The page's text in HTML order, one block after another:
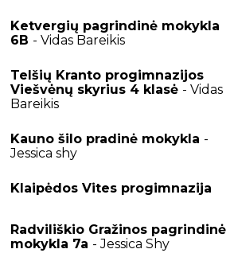
Ketvergių pagrindinė mokykla
6B - Vidas Bareikis
Telšių Kranto progimnazijos
Viešvėnų skyrius 4 klasė - Vidas
Bareikis
Kauno šilo pradinė mokykla -
Jessica shy
Klaipėdos Vites progimnazija
Radviliškio Gražinos pagrindinė
mokykla 7a - Jessica Shy